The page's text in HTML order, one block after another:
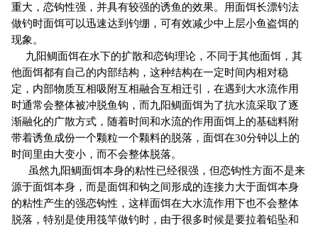
重大，恋钩性强，并具有较强的诱鱼的效果。用面饵长漂钓法
做钓时面饵可以迅速达到钓绷，可有效减少中上层小鱼盗饵的
现象。
九阳鲷面饵在水下的扩散和恋钩理论，不同于其他面饵，其
他面饵都有自己的内部结构，这种结构在一定时间内相对稳
定，内部物质互相吸附互相融合互相迁引，在遇到大水流作用
时通常会整体被冲脱鱼钩，而九阳鲷面饵为了抗水流采取了逐
渐融化的广散方式，随着时间和水流的作用面饵上的基础料附
带着诱鱼成份一个颗粒一个颗料的脱落，面饵在30分钟以上的
时间里由大变小，而不会整体脱落。
虽然九阳鲷面饵本身的粘性已经很强，但恋钩性方面不是来
源于面饵本身，而是面饵和钩之间形成的连接力大于面饵本身
的粘性产生的强恋钩性，这样面饵在大水流作用下也不会整体
脱落，特别是使用筏竿做钓时，由于很多时候是要拉着铅坠和